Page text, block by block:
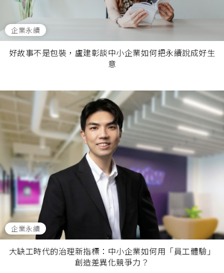
企業永續
好故事不是包裝，盧建彰談中小企業如何把永續說成好生
意
企業永續
大缺工時代的治理新指標：中小企業如何用「員工體驗」
創造差異化競爭力？